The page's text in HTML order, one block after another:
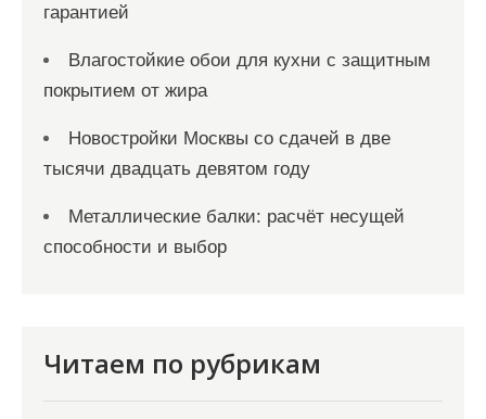
гарантией
Влагостойкие обои для кухни с защитным
покрытием от жира
Новостройки Москвы со сдачей в две
тысячи двадцать девятом году
Металлические балки: расчёт несущей
способности и выбор
Читаем по рубрикам